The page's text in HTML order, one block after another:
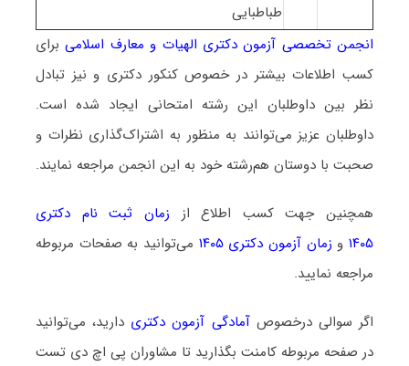
طباطبایی
انجمن تخصصی آزمون دکتری الهیات و معارف اسلامیبرای
کسب اطلاعات بیشتر در خصوص کنکور دکتری و نیز تبادل
نظر بین داوطلبان این رشته امتحانی ایجاد شده است.
داوطلبان عزیز می‌توانند به منظور به اشتراک‌گذاری نظرات و
صحبت با دوستان هم‌رشته خود به این انجمن مراجعه نمایند.
همچنین جهت کسب اطلاع از زمان ثبت نام دکتری
۱۴۰۵ و زمان آزمون دکتری ۱۴۰۵
می‌توانید به صفحات مربوطه
مراجعه نمایید.
اگر سوالی درخصوصآمادگی آزمون دکتری دارید، می‌توانید
در صفحه مربوطه کامنت بگذارید تا مشاوران پی اچ دی تست